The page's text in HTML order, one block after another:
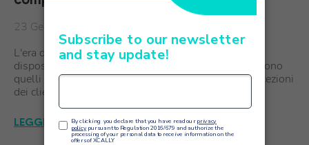
23 Gennaio
L'era digitale ha portato un'enorme quantità di dati a
disposizione delle aziende. Tra i dati più preziosi ci sono
quelli che riflettono le opinioni, le emozioni e le percezioni
dei clienti. La comprensione di queste informazioni…
LEGGI L'ARTICOLO